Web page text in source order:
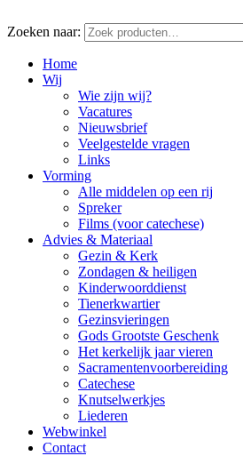
Zoeken naar:
Home
Wij
Wie zijn wij?
Vacatures
Nieuwsbrief
Veelgestelde vragen
Links
Vorming
Alle middelen op een rij
Spreker
Films (voor catechese)
Advies & Materiaal
Gezin & Kerk
Zondagen & heiligen
Kinderwoorddienst
Tienerkwartier
Gezinsvieringen
Gods Grootste Geschenk
Het kerkelijk jaar vieren
Sacramentenvoorbereiding
Catechese
Knutselwerkjes
Liederen
Webwinkel
Contact